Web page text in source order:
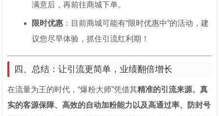
满意后，再前往商城下单。
限时优惠 ：目前商城可能有“限时优惠中”的活动，建
议您尽早体验，抓住引流红利期！
四、总结：让引流更简单，业绩翻倍增长
在流量为王的时代，“爆粉大师”凭借其精准的引流来源、真
实的客源保障、高效的自动加粉能力以及高通过率、防封号